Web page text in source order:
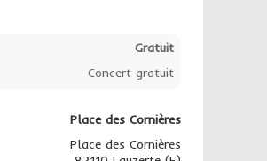
Gratuit
Concert gratuit
Place des Cornières
Place des Cornières